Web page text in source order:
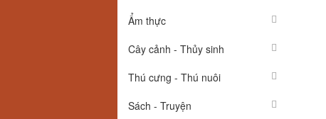
Ẩm thực
Cây cảnh - Thủy sinh
Thú cưng - Thú nuôi
Sách - Truyện